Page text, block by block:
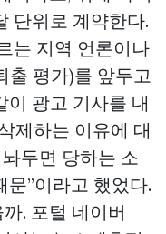
단위로 계약한다.
는 지역 언론이나
출 평가)를 앞두고
이 광고 기사를 내
제하는 이유에 대
두면 당하는 소
”이라고 했었다.
. 포털 네이버